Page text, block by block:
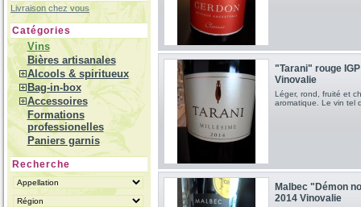
Livraison chez vous
Catégories
Vins
Bières artisanales
Alcools & spiritueux
Bag-in-box
Accessoires
Formations
professionelles
Paniers garnis
Recherche
"Tarani" rouge
Vinovalie
Léger, rond, fruité et
aromatique. Le vin tel
Malbec "Démon
2014 Vinovalie